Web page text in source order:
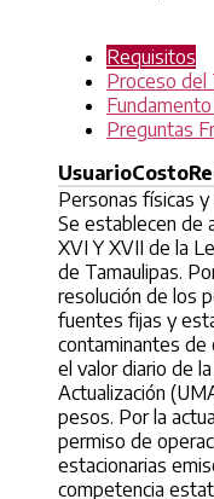
Requisitos
Proceso del
Fundamento
Preguntas
UsuarioCosto
Personas físicas y
Se establecen de
XVI Y XVII de la
de Tamaulipas.
resolución de los
fuentes fijas y
contaminantes
el valor diario de
Actualización
pesos. Por la
permiso de
estacionarias
competencia